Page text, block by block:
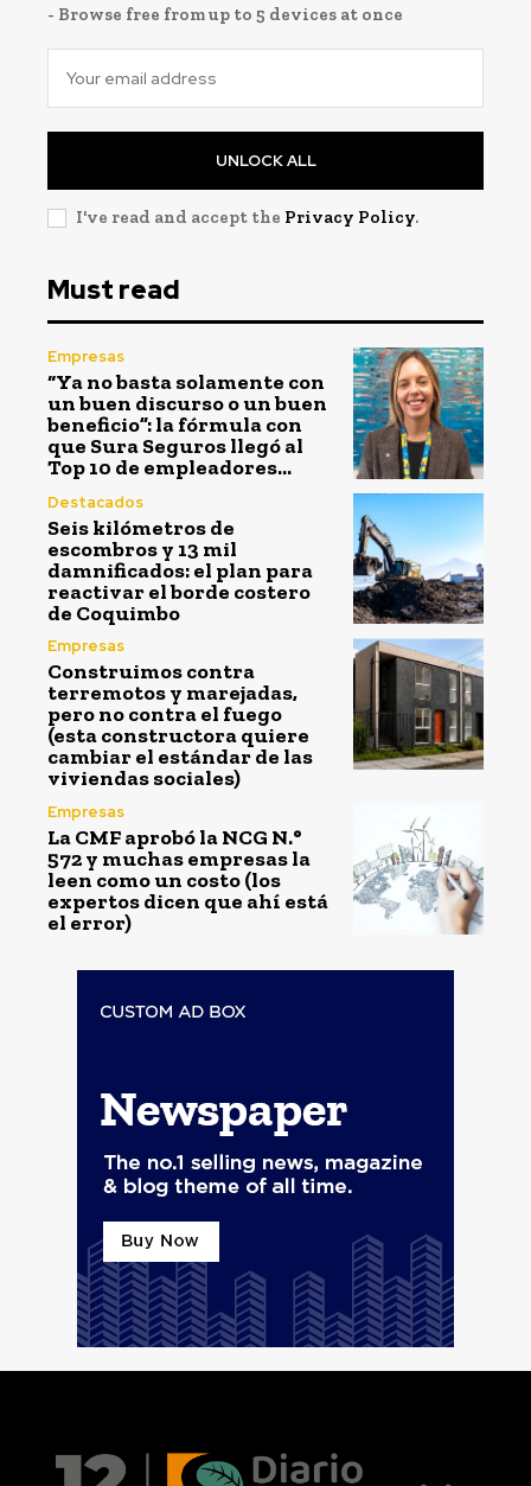
- Browse free from up to 5 devices at once
UNLOCK ALL
I've read and accept the Privacy Policy.
Must read
Empresas
“Ya no basta solamente con
un buen discurso o un buen
beneficio”: la fórmula con
que Sura Seguros llegó al
Top 10 de empleadores...
Destacados
Seis kilómetros de
escombros y 13 mil
damnificados: el plan para
reactivar el borde costero
de Coquimbo
Empresas
Construimos contra
terremotos y marejadas,
pero no contra el fuego
(esta constructora quiere
cambiar el estándar de las
viviendas sociales)
Empresas
La CMF aprobó la NCG N.°
572 y muchas empresas la
leen como un costo (los
expertos dicen que ahí está
el error)